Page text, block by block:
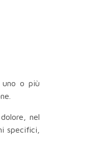
uno o più
nel
specifici,